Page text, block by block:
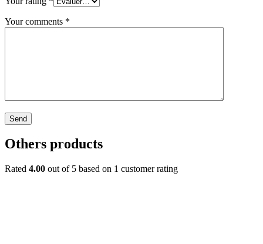
Your comments *
Others products
Rated 4.00 out of 5 based on 1 customer rating